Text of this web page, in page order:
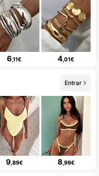
6,11€ 4,01€
Entrar
9,89€ 8,99€